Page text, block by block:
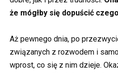
że mógłby się dopuścić
Aż pewnego dnia, po
związanych z rozwodem i
wprost, co się z nim dzieje.